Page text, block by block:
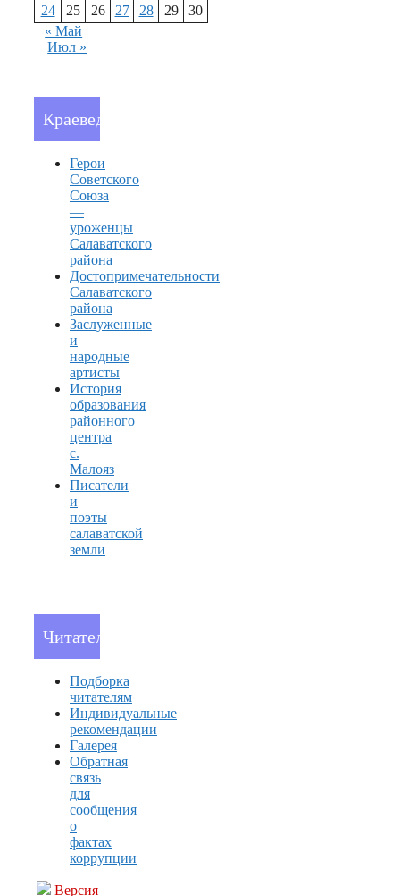
24
25 26 27 28 29
30
« Май
Июл »
Краеведение
Герои
Советского
Союза
—
уроженцы
Салаватского
района
Достопримечательности
Салаватского
района
Заслуженные
и
народные
артисты
История
образования
районного
центра
с.
Малояз
Писатели
и
поэты
салаватской
земли
Читателям
Подборка
читателям
Индивидуальные
рекомендации
Галерея
Обратная
связь
для
сообщения
о
фактах
коррупции
Версия